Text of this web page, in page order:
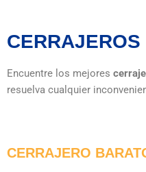
Encuentre los mejores
resuelva cualquier
CERRAJERO